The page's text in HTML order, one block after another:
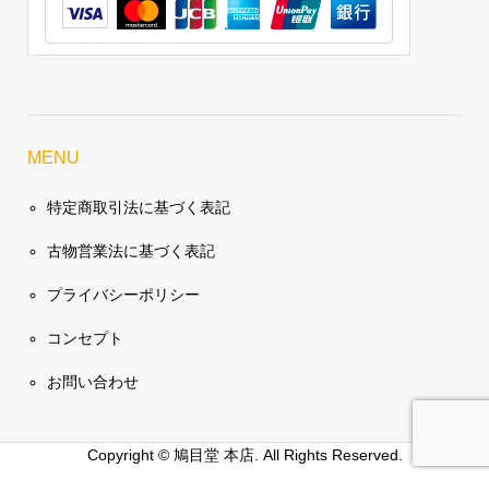
MENU
特定商取引法に基づく表記
古物営業法に基づく表記
プライバシーポリシー
コンセプト
お問い合わせ
Copyright ©鳩目堂 本店. All Rights Reserved.